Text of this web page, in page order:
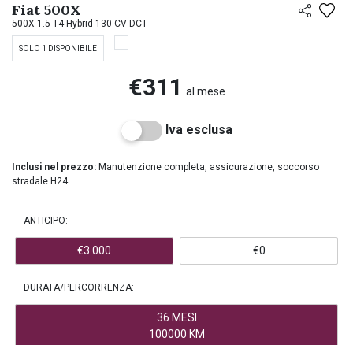
Fiat 500X
500X 1.5 T4 Hybrid 130 CV DCT
SOLO 1 DISPONIBILE
€311 al mese
Iva esclusa
Inclusi nel prezzo: Manutenzione completa, assicurazione, soccorso
stradale H24
ANTICIPO:
€3.000 €0
DURATA/PERCORRENZA:
36 MESI
100000 KM